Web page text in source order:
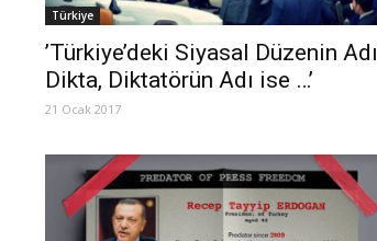
Türkiye
’Türkiye’deki Siyasal Düzenin Adı
Dikta, Diktatörün Adı ise …’
21 Ocak 2017